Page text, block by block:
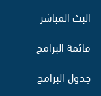
البث المباشر
قائمة البرامج
جدول البرامج